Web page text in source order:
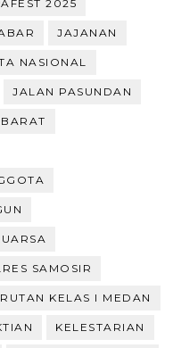
2025
JAJANAN
NASIONAL
JALAN PASUNDAN
SAMOSIR
KELAS I MEDAN
KELESTARIAN